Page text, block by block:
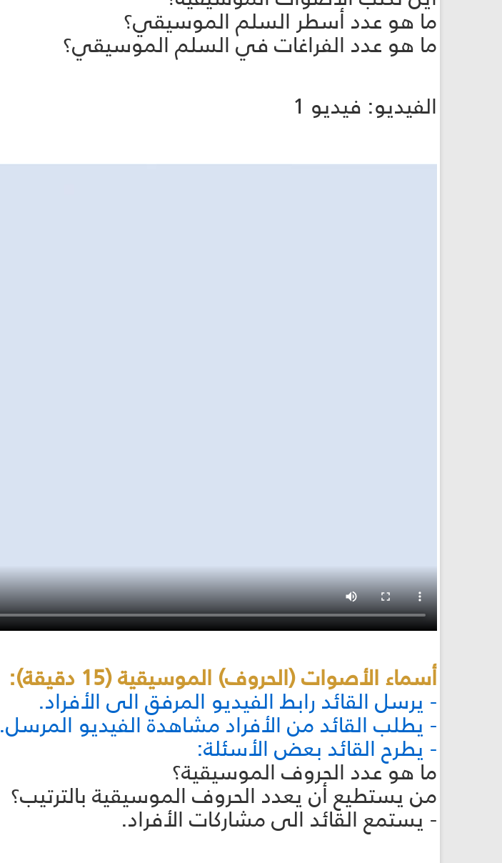
ما هو عدد أسطر السلم الموسيقي؟
ما هو عدد الفراغات في السلم الموسيقي؟
الفيديو: فيديو 1
أسماء الأصوات (الحروف) الموسيقية (15 دقيقة):
- يرسل القائد رابط الفيديو المرفق الى الأفراد.
- يطلب القائد من الأفراد مشاهدة الفيديو المرسل.
- يطرح القائد بعض الأسئلة:
ما هو عدد الحروف الموسيقية؟
من يستطيع أن يعدد الحروف الموسيقية بالترتيب؟
- يستمع القائد الى مشاركات الأفراد.